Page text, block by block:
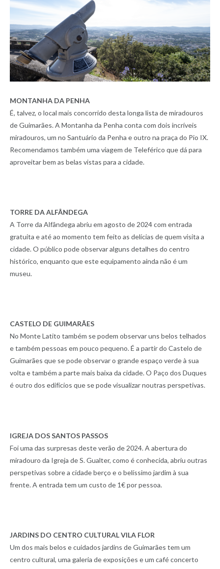
MONTANHA DA PENHA
É, talvez, o local mais concorrido desta longa lista de miradouros
de Guimarães. A Montanha da Penha conta com dois incríveis
miradouros, um no Santuário da Penha e outro na praça do Pio IX.
Recomendamos também uma viagem de Teleférico que dá para
aproveitar bem as belas vistas para a cidade.
TORRE DA ALFÂNDEGA
A Torre da Alfândega abriu em agosto de 2024 com entrada
gratuita e até ao momento tem feito as delícias de quem visita a
cidade. O público pode observar alguns detalhes do centro
histórico, enquanto que este equipamento ainda não é um
museu.
CASTELO DE GUIMARÃES
No Monte Latito também se podem observar uns belos telhados
e também pessoas em pouco pequeno. É a partir do Castelo de
Guimarães que se pode observar o grande espaço verde à sua
volta e também a parte mais baixa da cidade. O Paço dos Duques
é outro dos edifícios que se pode visualizar noutras perspetivas.
IGREJA DOS SANTOS PASSOS
Foi uma das surpresas deste verão de 2024. A abertura do
miradouro da Igreja de S. Gualter, como é conhecida, abriu outras
perspetivas sobre a cidade berço e o belíssimo jardim à sua
frente. A entrada tem um custo de 1€ por pessoa.
JARDINS DO CENTRO CULTURAL VILA FLOR
Um dos mais belos e cuidados jardins de Guimarães tem um
centro cultural, uma galeria de exposições e um café concerto